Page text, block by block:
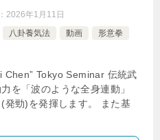
2026年1月11日
八卦養気法 動画
形意拳
Tokyo Seminar 伝統武
を「波のような全身連動」
発勁)を発揮します。 また基